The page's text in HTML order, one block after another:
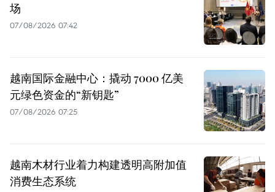
场
07/08/2026 07:42
越南国际金融中心：撬动 7000 亿美
元绿色资金的“新钥匙”
07/08/2026 07:25
越南木材行业着力构建透明高附加值
消费生态系统